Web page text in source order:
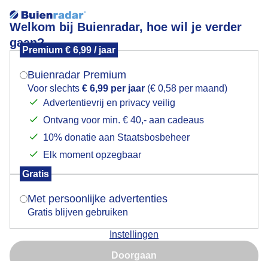
Welkom bij Buienradar, hoe wil je verder
gaan?
Premium € 6,99 / jaar
Buienradar Premium
Voor slechts € 6,99 per jaar (€ 0,58 per maand)
Advertentievrij en privacy veilig
Ontvang voor min. € 40,- aan cadeaus
10% donatie aan Staatsbosbeheer
Elk moment opzegbaar
Gratis
Met persoonlijke advertenties
Gratis blijven gebruiken
Instellingen
Doorgaan
Bewolkt
Goedemorgen met kerstdagen weer op het schip
Mogen we je locatie gebruiken voor het
Indien je hier nog geen akkoord op hebt gegeven,
verschijnt er zo een pop-up uit je browser waarin
Is goed, toon de popup
Nu niet, misschien later